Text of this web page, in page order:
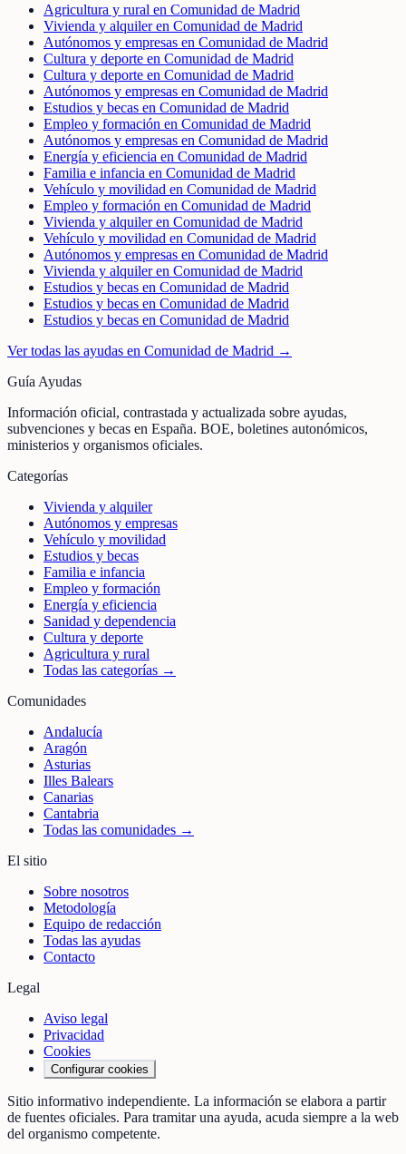
Agricultura y rural en Comunidad de Madrid
Vivienda y alquiler en Comunidad de Madrid
Autónomos y empresas en Comunidad de Madrid
Cultura y deporte en Comunidad de Madrid
Cultura y deporte en Comunidad de Madrid
Autónomos y empresas en Comunidad de Madrid
Estudios y becas en Comunidad de Madrid
Empleo y formación en Comunidad de Madrid
Autónomos y empresas en Comunidad de Madrid
Energía y eficiencia en Comunidad de Madrid
Familia e infancia en Comunidad de Madrid
Vehículo y movilidad en Comunidad de Madrid
Empleo y formación en Comunidad de Madrid
Vivienda y alquiler en Comunidad de Madrid
Vehículo y movilidad en Comunidad de Madrid
Autónomos y empresas en Comunidad de Madrid
Vivienda y alquiler en Comunidad de Madrid
Estudios y becas en Comunidad de Madrid
Estudios y becas en Comunidad de Madrid
Estudios y becas en Comunidad de Madrid
Ver todas las ayudas en Comunidad de Madrid →
Guía Ayudas
Información oficial, contrastada y actualizada sobre ayudas,
subvenciones y becas en España. BOE, boletines autonómicos,
ministerios y organismos oficiales.
Categorías
Vivienda y alquiler
Autónomos y empresas
Vehículo y movilidad
Estudios y becas
Familia e infancia
Empleo y formación
Energía y eficiencia
Sanidad y dependencia
Cultura y deporte
Agricultura y rural
Todas las categorías →
Comunidades
Andalucía
Aragón
Asturias
Illes Balears
Canarias
Cantabria
Todas las comunidades →
El sitio
Sobre nosotros
Metodología
Equipo de redacción
Todas las ayudas
Contacto
Legal
Aviso legal
Privacidad
Cookies
Configurar cookies
Sitio informativo independiente. La información se elabora a partir
de fuentes oficiales. Para tramitar una ayuda, acuda siempre a la web
del organismo competente.